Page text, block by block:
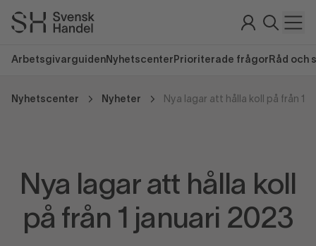
Arbetsgivarguiden Nyhetscenter Prioriterade frågor Råd och
Nyhetscenter Nyheter Nya lagar att hålla koll på från 1
Nya lagar att hålla koll
på från 1 januari 2023